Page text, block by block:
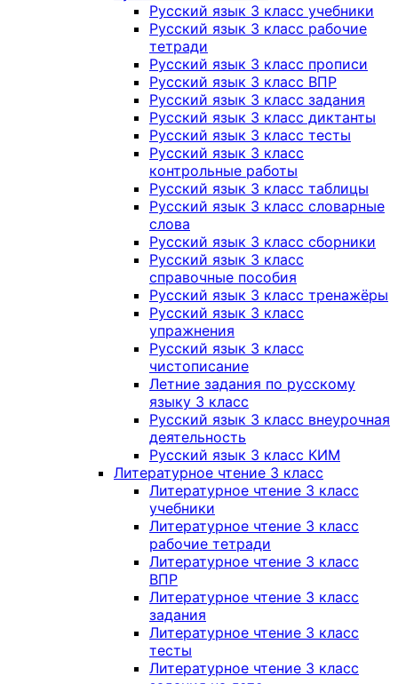
Русский язык 3 класс учебники
Русский язык 3 класс рабочие
тетради
Русский язык 3 класс прописи
Русский язык 3 класс ВПР
Русский язык 3 класс задания
Русский язык 3 класс диктанты
Русский язык 3 класс тесты
Русский язык 3 класс
контрольные работы
Русский язык 3 класс таблицы
Русский язык 3 класс словарные
слова
Русский язык 3 класс сборники
Русский язык 3 класс
справочные пособия
Русский язык 3 класс тренажёры
Русский язык 3 класс
упражнения
Русский язык 3 класс
чистописание
Летние задания по русскому
языку 3 класс
Русский язык 3 класс внеурочная
деятельность
Русский язык 3 класс КИМ
Литературное чтение 3 класс
Литературное чтение 3 класс
учебники
Литературное чтение 3 класс
рабочие тетради
Литературное чтение 3 класс
ВПР
Литературное чтение 3 класс
задания
Литературное чтение 3 класс
тесты
Литературное чтение 3 класс